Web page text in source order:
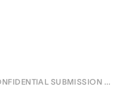
Kontakt ze sprzedażą
SUBMISSION ...